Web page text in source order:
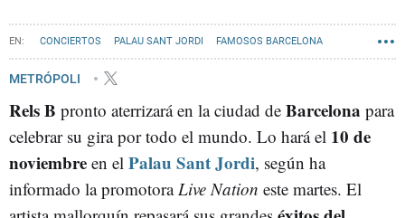
CONCIERTOS PALAU SANT JORDI FAMOSOS BARCELONA
METRÓPOLI
Rels B pronto aterrizará en la ciudad de Barcelona para
celebrar su gira por todo el mundo. Lo hará el 10 de
noviembre en el Palau Sant Jordi, según ha
informado la promotoraLive Nation este martes. El